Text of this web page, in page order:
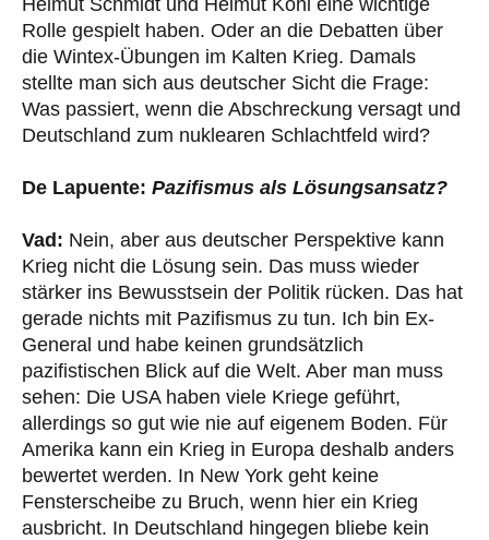
Rolle gespielt haben. Oder an die Debatten über
die Wintex-Übungen im Kalten Krieg. Damals
stellte man sich aus deutscher Sicht die Frage:
Was passiert, wenn die Abschreckung versagt und
Deutschland zum nuklearen Schlachtfeld wird?
De Lapuente: Pazifismus als Lösungsansatz?
Vad: Nein, aber aus deutscher Perspektive kann
Krieg nicht die Lösung sein. Das muss wieder
stärker ins Bewusstsein der Politik rücken. Das hat
gerade nichts mit Pazifismus zu tun. Ich bin Ex-
General und habe keinen grundsätzlich
pazifistischen Blick auf die Welt. Aber man muss
sehen: Die USA haben viele Kriege geführt,
allerdings so gut wie nie auf eigenem Boden. Für
Amerika kann ein Krieg in Europa deshalb anders
bewertet werden. In New York geht keine
Fensterscheibe zu Bruch, wenn hier ein Krieg
ausbricht. In Deutschland hingegen bliebe kein